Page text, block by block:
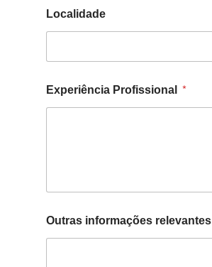
Localidade
Experiência Profissional *
Outras informações relevantes